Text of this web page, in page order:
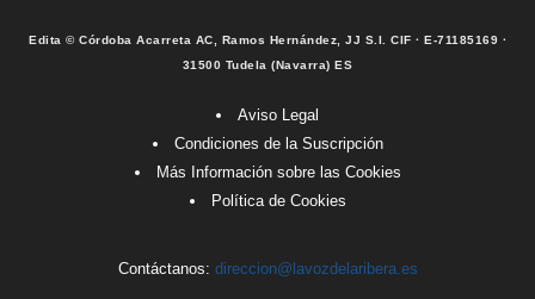
Edita © Córdoba Acarreta AC, Ramos Hernández, JJ S.I. CIF · E-71185169 ·
31500 Tudela (Navarra) ES
Aviso Legal
Condiciones de la Suscripción
Más Información sobre las Cookies
Política de Cookies
Contáctanos: direccion@lavozdelaribera.es